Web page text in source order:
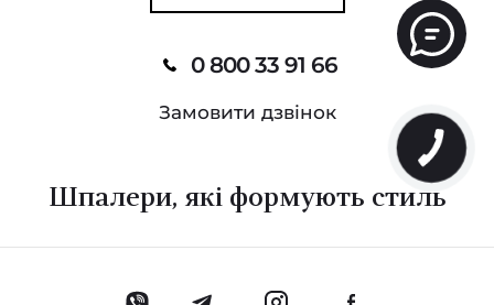
0 800 33 91 66
Замовити дзвінок
Шпалери, які формують стиль